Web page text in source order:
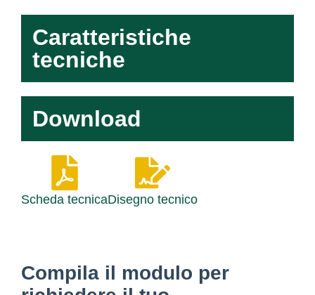
Caratteristiche
tecniche
Download
Scheda tecnicaDisegno tecnico